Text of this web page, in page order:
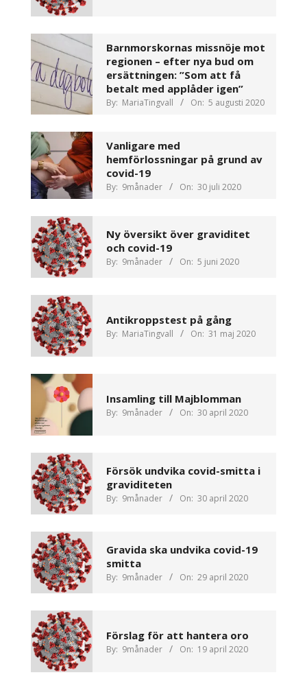
Barnmorskornas missnöje mot
regionen – efter nya bud om
ersättningen: ”Som att få
betalt med applåder igen”
By: MariaTingvall On: 5 augusti 2020
Vanligare med
hemförlossningar på grund av
covid-19
By: 9månader On: 30 juli 2020
Ny översikt över graviditet
och covid-19
By: 9månader On: 5 juni 2020
Antikroppstest på gång
By: MariaTingvall On: 31 maj 2020
Insamling till Majblomman
By: 9månader On: 30 april 2020
Försök undvika covid-smitta i
graviditeten
By: 9månader On: 30 april 2020
Gravida ska undvika covid-19
smitta
By: 9månader On: 29 april 2020
Förslag för att hantera oro
By: 9månader On: 19 april 2020